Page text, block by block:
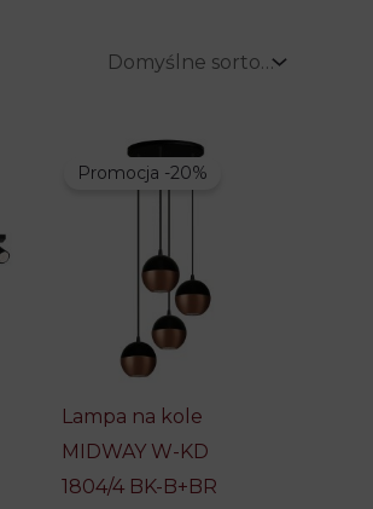
Promocja -20%
Lampa na kole
MIDWAY W-KD
1804/4 BK-B+BR